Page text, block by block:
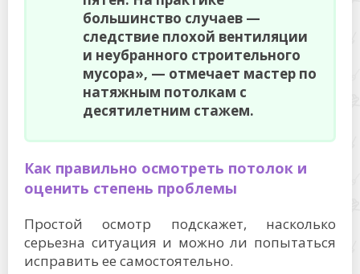
большинство случаев —
следствие плохой вентиляции
и неубранного строительного
мусора», — отмечает мастер по
натяжным потолкам с
десятилетним стажем.
Как правильно осмотреть потолок и
оценить степень проблемы
Простой осмотр подскажет, насколько
серьезна ситуация и можно ли попытаться
исправить ее самостоятельно.